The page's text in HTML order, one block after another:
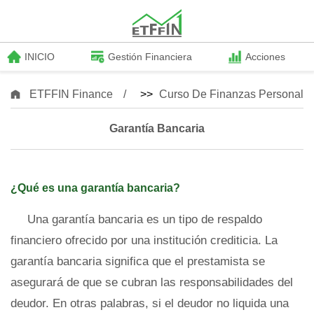
INICIO Gestión Financiera Acciones
ETFFIN Finance >> Curso De Finanzas
Garantía Bancaria
¿Qué es una garantía bancaria?
Una garantía bancaria es un tipo de respaldo
financiero ofrecido por una institución crediticia. La
garantía bancaria significa que el prestamista se
asegurará de que se cubran las responsabilidades del
deudor. En otras palabras, si el deudor no liquida una